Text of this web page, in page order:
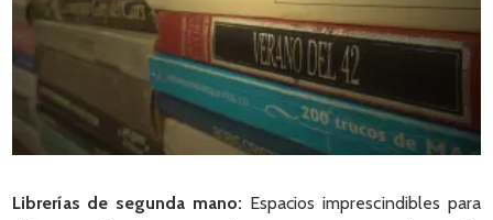
Librerías de segunda mano: Espacios imprescindibles para